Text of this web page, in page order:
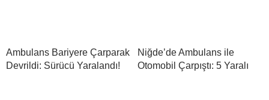
Ambulans Bariyere Çarparak
Devrildi: Sürücü Yaralandı!
Niğde’de Ambulans ile
Otomobil Çarpıştı: 5 Yaralı